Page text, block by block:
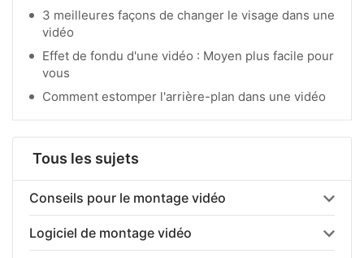
3 meilleures façons de changer le visage dans une
vidéo
Effet de fondu d'une vidéo : Moyen plus facile pour
vous
Comment estomper l'arrière-plan dans une vidéo
Tous les sujets
Conseils pour le montage vidéo
Logiciel de montage vidéo